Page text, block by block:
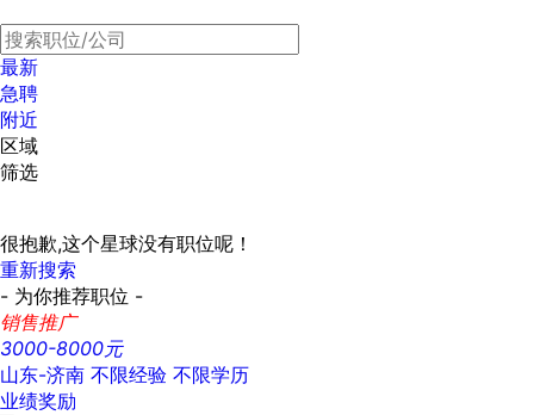
最新
急聘
附近
区域
筛选
很抱歉,这个星球没有职位呢！
重新搜索
- 为你推荐职位 -
销售推广
3000-8000元
山东-济南 不限经验 不限学历
业绩奖励